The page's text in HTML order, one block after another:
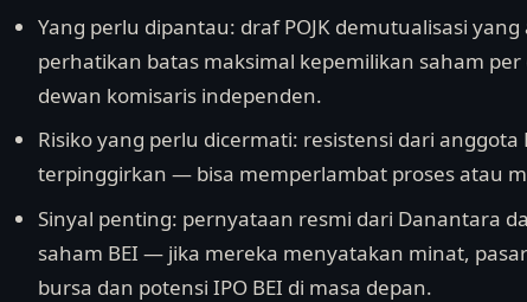
Yang perlu dipantau: draf POJK demutualisasi
perhatikan batas maksimal kepemilikan saham
dewan komisaris independen.
Risiko yang perlu dicermati: resistensi dari
terpinggirkan — bisa memperlambat proses atau
Sinyal penting: pernyataan resmi dari Danantara
saham BEI — jika mereka menyatakan minat,
bursa dan potensi IPO BEI di masa depan.